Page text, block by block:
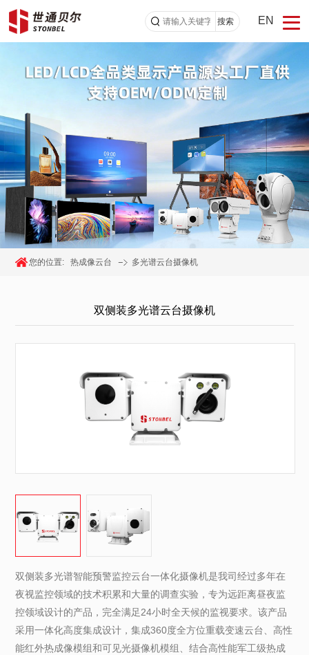
搜索 EN
您的位置: 热成像云台 多光谱云台摄像机
双侧装多光谱云台摄像机
双侧装多光谱智能预警监控云台一体化摄像机是我司经过多年在
夜视监控领域的技术积累和大量的调查实验，专为远距离昼夜监
控领域设计的产品，完全满足24小时全天候的监视要求。该产品
采用一体化高度集成设计，集成360度全方位重载变速云台、高性
能红外热成像模组和可见光摄像机模组、结合高性能军工级热成